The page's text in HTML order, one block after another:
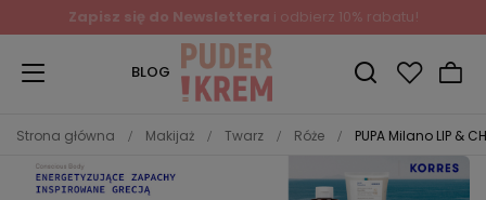
Zapisz się do Newslettera i odbierz 10% rabatu!
BLOG
Strona główna Makijaż Twarz Róże PUPA Milano LIP &